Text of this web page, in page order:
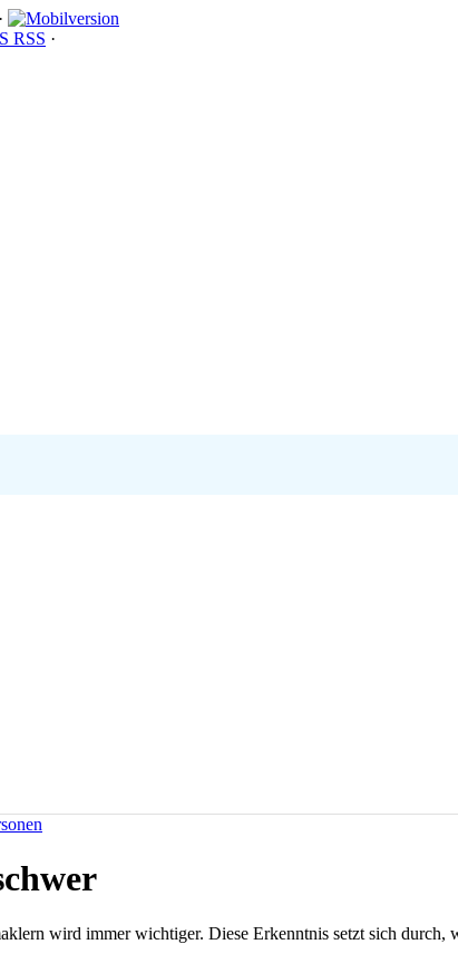
·
RSS ·
wird immer wichtiger. Diese Erkenntnis setzt sich